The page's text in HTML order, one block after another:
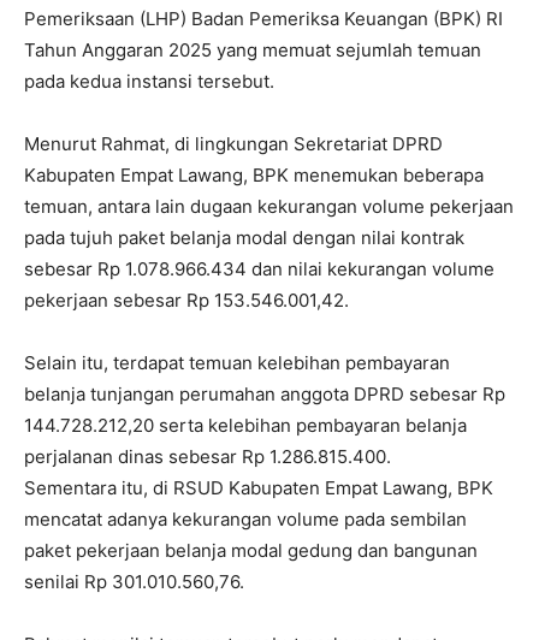
Pemeriksaan (LHP) Badan Pemeriksa Keuangan (BPK) RI
Tahun Anggaran 2025 yang memuat sejumlah temuan
pada kedua instansi tersebut.
Menurut Rahmat, di lingkungan Sekretariat DPRD
Kabupaten Empat Lawang, BPK menemukan beberapa
temuan, antara lain dugaan kekurangan volume pekerjaan
pada tujuh paket belanja modal dengan nilai kontrak
sebesar Rp 1.078.966.434 dan nilai kekurangan volume
pekerjaan sebesar Rp 153.546.001,42.
Selain itu, terdapat temuan kelebihan pembayaran
belanja tunjangan perumahan anggota DPRD sebesar Rp
144.728.212,20 serta kelebihan pembayaran belanja
perjalanan dinas sebesar Rp 1.286.815.400.
Sementara itu, di RSUD Kabupaten Empat Lawang, BPK
mencatat adanya kekurangan volume pada sembilan
paket pekerjaan belanja modal gedung dan bangunan
senilai Rp 301.010.560,76.